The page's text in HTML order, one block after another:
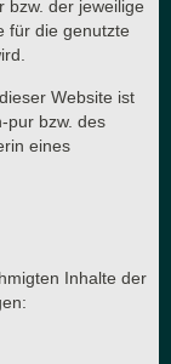
bzw. der jeweilige
für die genutzte
Website ist
pur bzw. des
eines
Inhalte der